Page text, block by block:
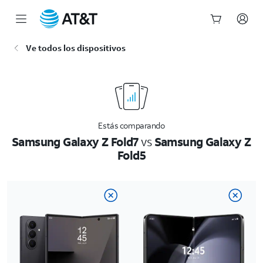
Ve todos los dispositivos
Estás comparando
Samsung Galaxy Z Fold7vsSamsung Galaxy Z
Fold5